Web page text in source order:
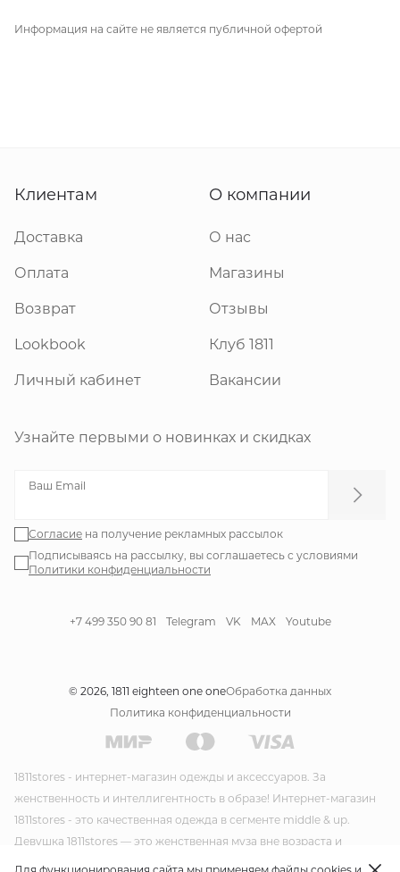
Информация на сайте не является публичной офертой
Клиентам
Доставка
Оплата
Возврат
Lookbook
Личный кабинет
О компании
О нас
Магазины
Отзывы
Клуб 1811
Вакансии
Узнайте первыми о новинках и скидках
Ваш Email
Согласие на получение рекламных рассылок
Подписываясь на рассылку, вы соглашаетесь с условиями
Политики конфиденциальности
+7 499 350 90 81 Telegram VK MAX Youtube
© 2026, 1811 eighteen one oneОбработка данных
Политика конфиденциальности
1811stores - интернет-магазин одежды и аксессуаров. За
женственность и интеллигентность в образе! Интернет-магазин
1811stores - это качественная одежда в сегменте middle & up.
Девушка 1811stores — это женственная муза вне возраста и
времени. Красивая и утонченная она несет благородство и стиль